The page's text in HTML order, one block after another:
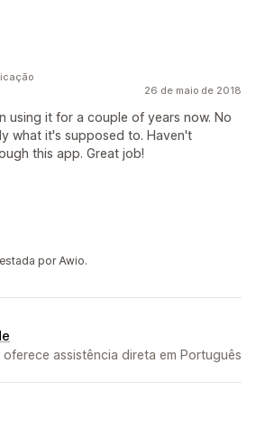
26 de maio de 2018
using it for a couple of years now. No
what it's supposed to. Haven't
this app. Great job!
por Awio.
assistência direta em Português